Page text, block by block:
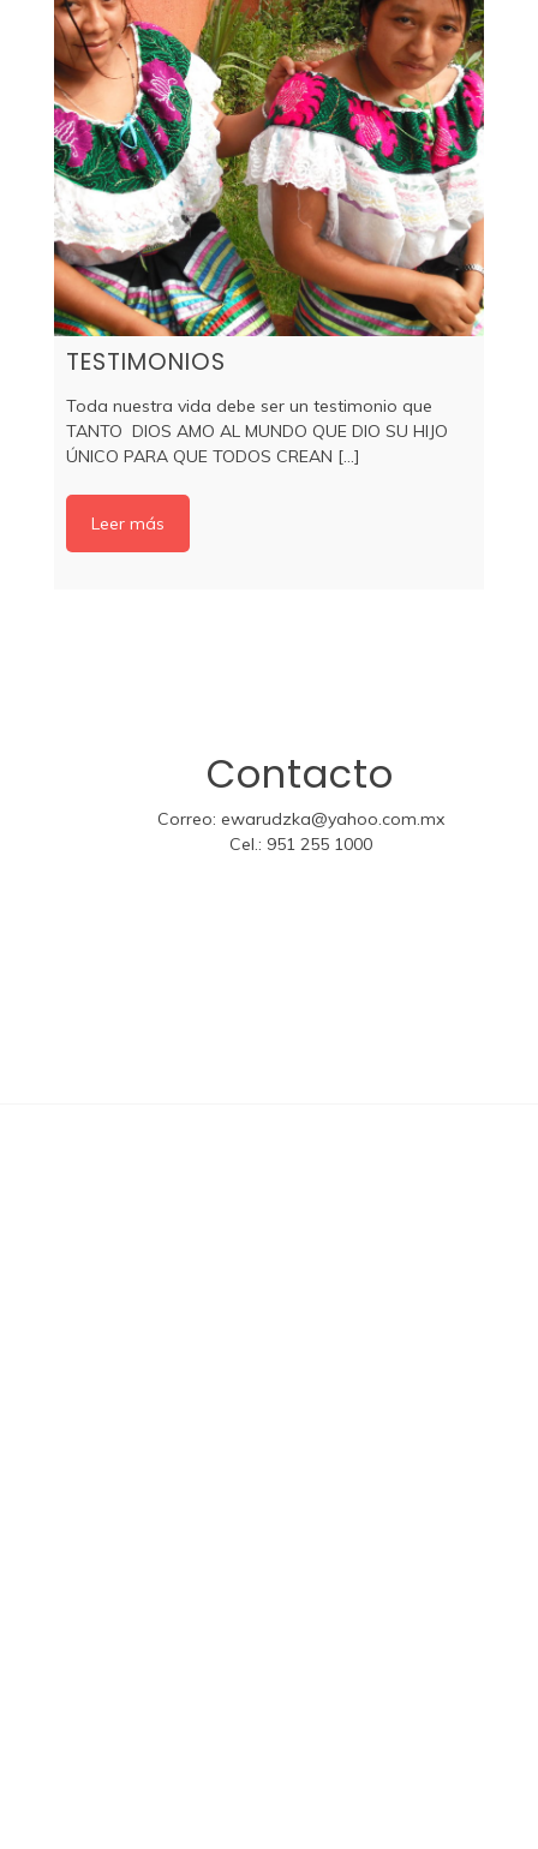
TESTIMONIOS
Toda nuestra vida debe ser un testimonio que
TANTO DIOS AMO AL MUNDO QUE DIO SU HIJO
ÚNICO PARA QUE TODOS CREAN [...]
Leer más
Contacto
Correo: ewarudzka@yahoo.com.mx
Cel.: 951 255 1000